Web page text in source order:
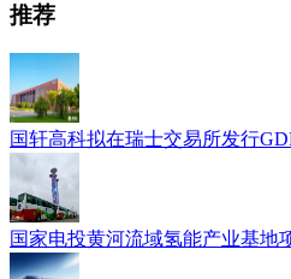
推荐
国轩高科拟在瑞士交易所发行
国家电投黄河流域氢能产业基地